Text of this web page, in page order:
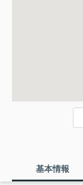
基本情報